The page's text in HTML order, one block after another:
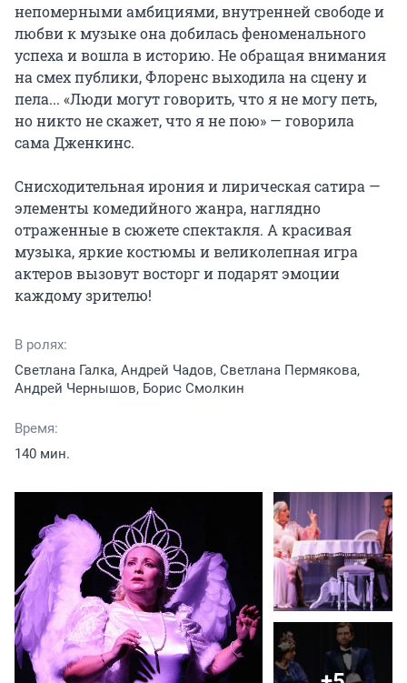
непомерными амбициями, внутренней свободе и
любви к музыке она добилась феноменального
успеха и вошла в историю. Не обращая внимания
на смех публики, Флоренс выходила на сцену и
пела... «Люди могут говорить, что я не могу петь,
но никто не скажет, что я не пою» — говорила
сама Дженкинс.
Снисходительная ирония и лирическая сатира —
элементы комедийного жанра, наглядно
отраженные в сюжете спектакля. А красивая
музыка, яркие костюмы и великолепная игра
актеров вызовут восторг и подарят эмоции
каждому зрителю!
В ролях:
Светлана Галка, Андрей Чадов, Светлана Пермякова,
Андрей Чернышов, Борис Смолкин
Время:
140 мин.